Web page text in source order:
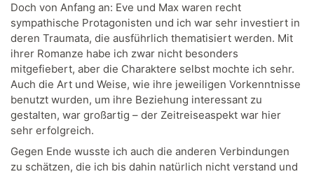
Doch von Anfang an: Eve und Max waren recht
sympathische Protagonisten und ich war sehr investiert in
deren Traumata, die ausführlich thematisiert werden. Mit
ihrer Romanze habe ich zwar nicht besonders
mitgefiebert, aber die Charaktere selbst mochte ich sehr.
Auch die Art und Weise, wie ihre jeweiligen Vorkenntnisse
benutzt wurden, um ihre Beziehung interessant zu
gestalten, war großartig – der Zeitreiseaspekt war hier
sehr erfolgreich.
Gegen Ende wusste ich auch die anderen Verbindungen
zu schätzen, die ich bis dahin natürlich nicht verstand und